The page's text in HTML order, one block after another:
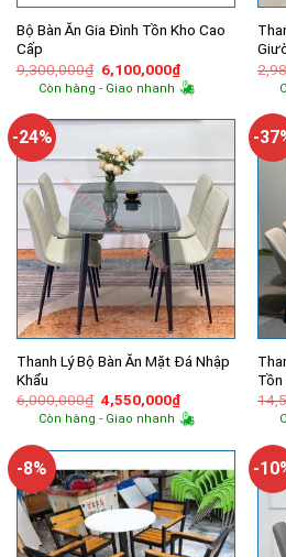
Bộ Bàn Ăn Gia Đình Tồn Kho Cao
Cấp
9,300,000₫ Giá
gốc
là:
6,100,000₫Giá
hiện
tại
6,100,000₫.
Còn hàng - Giao nhanh
-24%
Thanh Lý Bộ Bàn Ăn Mặt Đá Nhập
Khẩu
6,000,000₫ Giá
gốc
là:
4,550,000₫Giá
hiện
tại
4,550,000₫.
Còn hàng - Giao nhanh
-
Tồn
-8% -